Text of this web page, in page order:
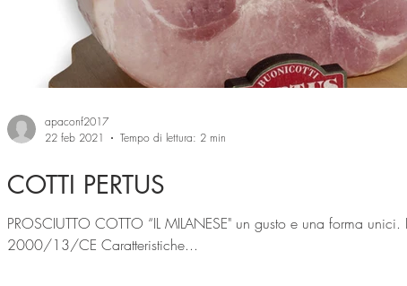
COTTI PERTUS
PROSCIUTTO COTTO “IL MILANESE" un gusto e una forma
2000/13/CE Caratteristiche...
apaconf2017
22 feb 2021
Tempo di lettura: 2 min